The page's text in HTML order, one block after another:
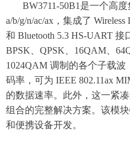
BW3711-50B1是一个高
a/b/g/n/ac/ax，集成了
和 Bluetooth 5.3 HS-UART
BPSK、QPSK、16QAM、
1024QAM 调制的各个子载波
码率，可为 IEEE 802.11ax
的数据速率。此外，这一紧
组合的完整解决方案。该模
和便携设备开发。